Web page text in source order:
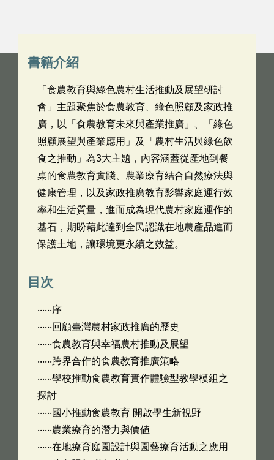
書籍介紹
「食農教育與綠色農村生活推動及展望研討
會」主題聚焦於食農教育、綠色照顧及家政推
廣，以「食農教育未來與產業推廣」、「綠色
照顧展望與產業應用」及「農村生活與綠色飲
食之推動」為3大主題，內容涵蓋從產地到餐
桌的食農教育實踐、農業療育結合自然療法與
健康管理，以及家政推廣教育影響家庭運行效
率和生活質量，進而成為現代農村家庭運作的
基石，期盼藉此達到全民認識在地農產品進而
保護土地，讓環境更永續之效益。
目次
‧‧‧‧‧‧序
‧‧‧‧‧‧回顧臺灣農村家政推廣的歷史
‧‧‧‧‧‧食農教育與幸福農村推動及展望
‧‧‧‧‧‧跨界合作的食農教育推廣策略
‧‧‧‧‧‧學校推動食農教育實作體驗型教學模組之
探討
‧‧‧‧‧‧國小推動食農教育 開啟學生新視野
‧‧‧‧‧‧農業療育的潛力與價値
‧‧‧‧‧‧在地療育庭園設計與園藝療育活動之應用